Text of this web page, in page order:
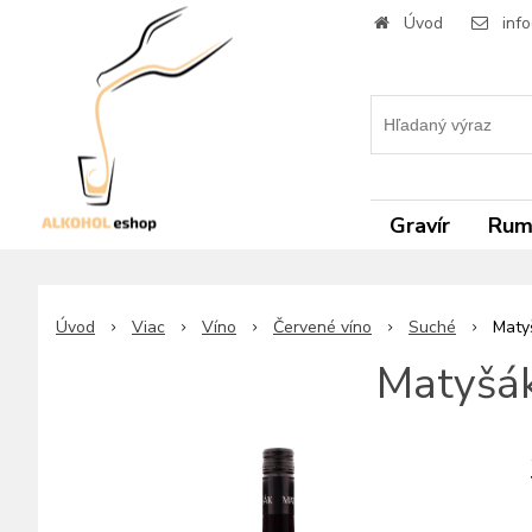
Úvod
Gravír Rum
Úvod Viac Víno Červené víno Suché